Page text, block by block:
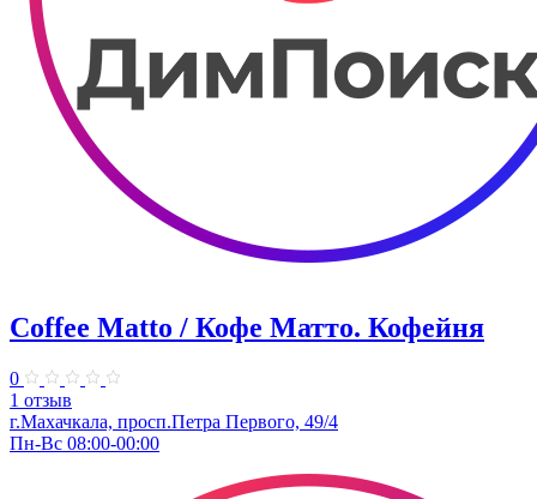
Coffee Matto / Кофе Матто. Кофейня
0
1 отзыв
г.Махачкала, ​просп.Петра Первого, 49/4
Пн-Вс 08:00-00:00